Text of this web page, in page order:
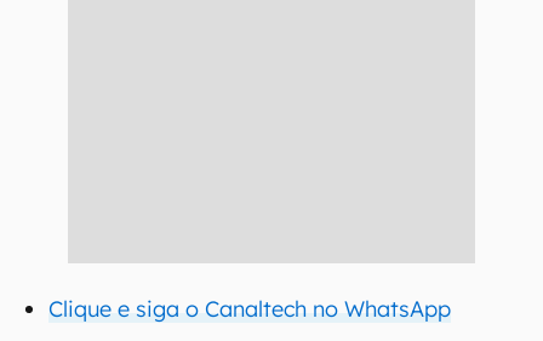
Clique e siga o Canaltech no WhatsApp